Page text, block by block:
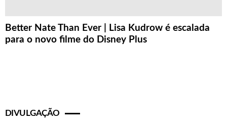
Better Nate Than Ever | Lisa Kudrow é escalada
para o novo filme do Disney Plus
DIVULGAÇÃO